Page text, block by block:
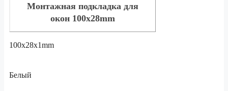
Монтажная подкладка для
окон 100x28mm
100x28x1mm
Белый